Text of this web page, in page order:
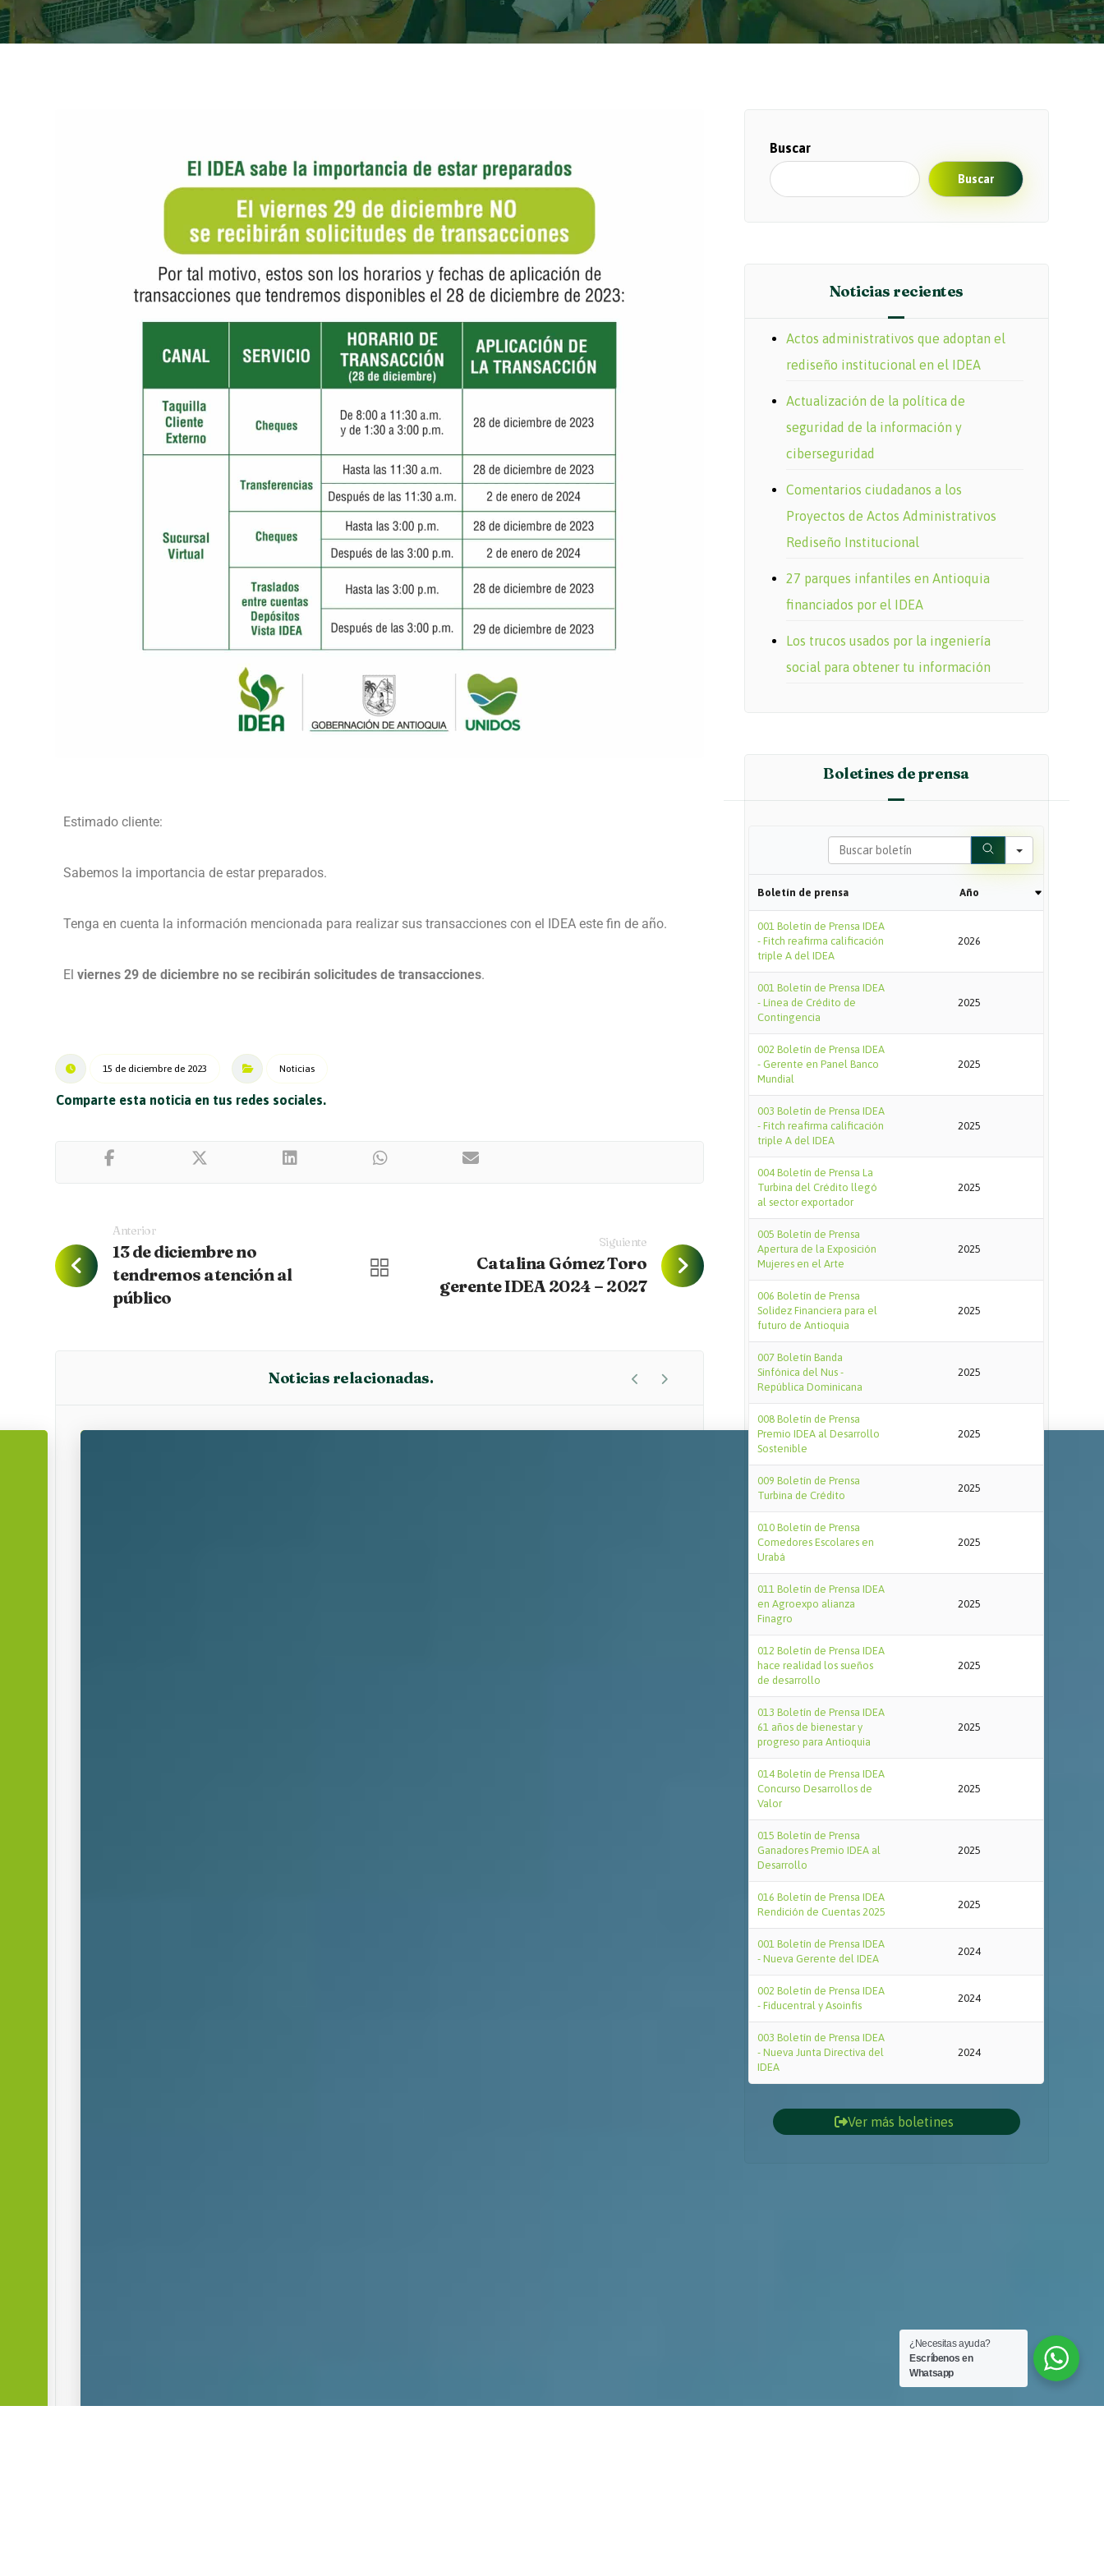
Estimado cliente:
Sabemos la importancia de estar preparados.
Tenga en cuenta la información mencionada para realizar sus transacciones con el IDEA este fin de año.
Elviernes 29 de diciembre no se recibirán solicitudes de transacciones.
15 de diciembre de 2023 Noticias
Anterior
13 de diciembre no
tendremos atención al
público
Siguiente
Catalina Gómez Toro
gerente IDEA 2024 – 2027
Noticias relacionadas.
Buscar
Buscar
Noticias recientes
Actos administrativos que adoptan el
rediseño institucional en el IDEA
Actualización de la política de
seguridad de la información y
ciberseguridad
Comentarios ciudadanos a los
Proyectos de Actos Administrativos
Rediseño Institucional
27 parques infantiles en Antioquia
financiados por el IDEA
Los trucos usados por la ingeniería
social para obtener tu información
Boletines de prensa
Search
Boletín de prensa Año
001 Boletín de Prensa IDEA
- Fitch reafirma calificación
triple A del IDEA
2026
001 Boletín de Prensa IDEA
- Línea de Crédito de
Contingencia
2025
002 Boletín de Prensa IDEA
- Gerente en Panel Banco
Mundial
2025
003 Boletín de Prensa IDEA
- Fitch reafirma calificación
triple A del IDEA
2025
004 Boletín de Prensa La
Turbina del Crédito llegó
al sector exportador
2025
005 Boletín de Prensa
Apertura de la Exposición
Mujeres en el Arte
2025
006 Boletín de Prensa
Solidez Financiera para el
futuro de Antioquia
2025
007 Boletín Banda
Sinfónica del Nus -
República Dominicana
2025
008 Boletín de Prensa
Premio IDEA al Desarrollo
Sostenible
2025
009 Boletín de Prensa
Turbina de Crédito
2025
010 Boletín de Prensa
Comedores Escolares en
Urabá
2025
011 Boletín de Prensa IDEA
en Agroexpo alianza
Finagro
2025
012 Boletín de Prensa IDEA
hace realidad los sueños
de desarrollo
2025
013 Boletín de Prensa IDEA
61 años de bienestar y
progreso para Antioquia
2025
014 Boletín de Prensa IDEA
Concurso Desarrollos de
Valor
2025
015 Boletín de Prensa
Ganadores Premio IDEA al
Desarrollo
2025
016 Boletín de Prensa IDEA
Rendición de Cuentas 2025
2025
001 Boletín de Prensa IDEA
- Nueva Gerente del IDEA
2024
002 Boletín de Prensa IDEA
- Fiducentral y Asoinfis
2024
003 Boletín de Prensa IDEA
- Nueva Junta Directiva del
IDEA
2024
Ver más boletines
¿Necesitas ayuda?
Escríbenos en
Whatsapp